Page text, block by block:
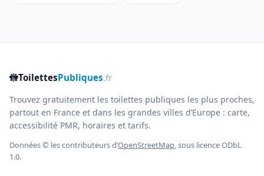
🚻ToilettesPubliques.fr
Trouvez gratuitement les toilettes publiques les plus proches,
partout en France et dans les grandes villes d’Europe : carte,
accessibilité PMR, horaires et tarifs.
Données © les contributeurs d’OpenStreetMap, sous licence ODbL
1.0.